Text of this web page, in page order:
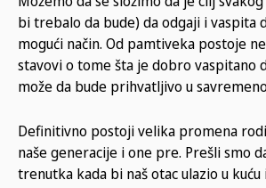
bi trebalo da bude) da odgaji i vaspita
mogući način. Od pamtiveka postoje
stavovi o tome šta je dobro vaspitano
može da bude prihvatljivo u
Definitivno postoji velika promena
naše generacije i one pre. Prešli smo
trenutka kada bi naš otac ulazio u